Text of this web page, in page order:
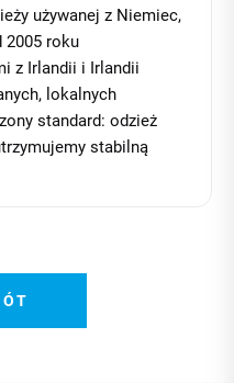
używanej z Niemiec,
2005 roku
z Irlandii i Irlandii
lokalnych
standard: odzież
stabilną